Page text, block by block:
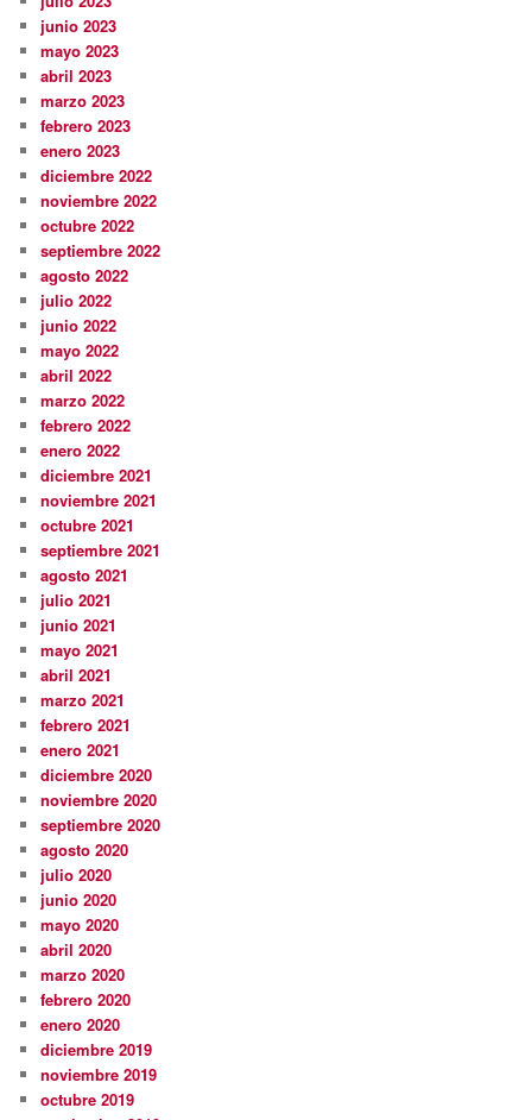
junio 2023
mayo 2023
abril 2023
marzo 2023
febrero 2023
enero 2023
diciembre 2022
noviembre 2022
octubre 2022
septiembre 2022
agosto 2022
julio 2022
junio 2022
mayo 2022
abril 2022
marzo 2022
febrero 2022
enero 2022
diciembre 2021
noviembre 2021
octubre 2021
septiembre 2021
agosto 2021
julio 2021
junio 2021
mayo 2021
abril 2021
marzo 2021
febrero 2021
enero 2021
diciembre 2020
noviembre 2020
septiembre 2020
agosto 2020
julio 2020
junio 2020
mayo 2020
abril 2020
marzo 2020
febrero 2020
enero 2020
diciembre 2019
noviembre 2019
octubre 2019